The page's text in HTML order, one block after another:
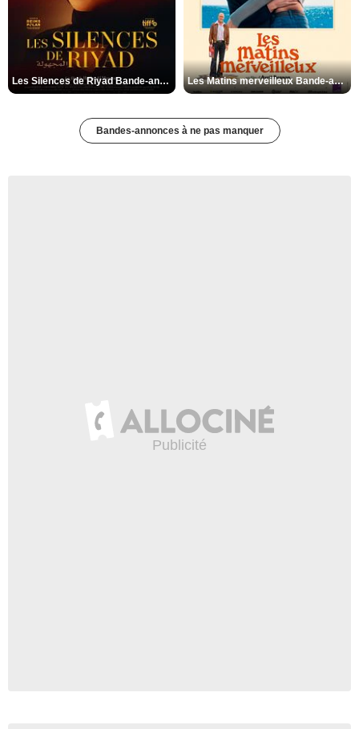
Les Silences de Riyad Bande-annonce VO STFR Les Matins merveilleux Bande-annonce VF
Bandes-annonces à ne pas manquer